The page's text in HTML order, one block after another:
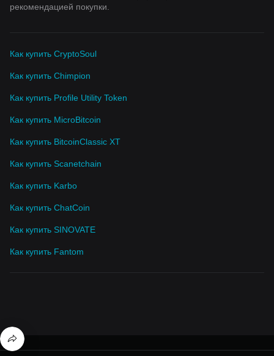
рекомендацией покупки.
Как купить CryptoSoul
Как купить Chimpion
Как купить Profile Utility Token
Как купить MicroBitcoin
Как купить BitcoinClassic XT
Как купить Scanetchain
Как купить Karbo
Как купить ChatCoin
Как купить SINOVATE
Как купить Fantom